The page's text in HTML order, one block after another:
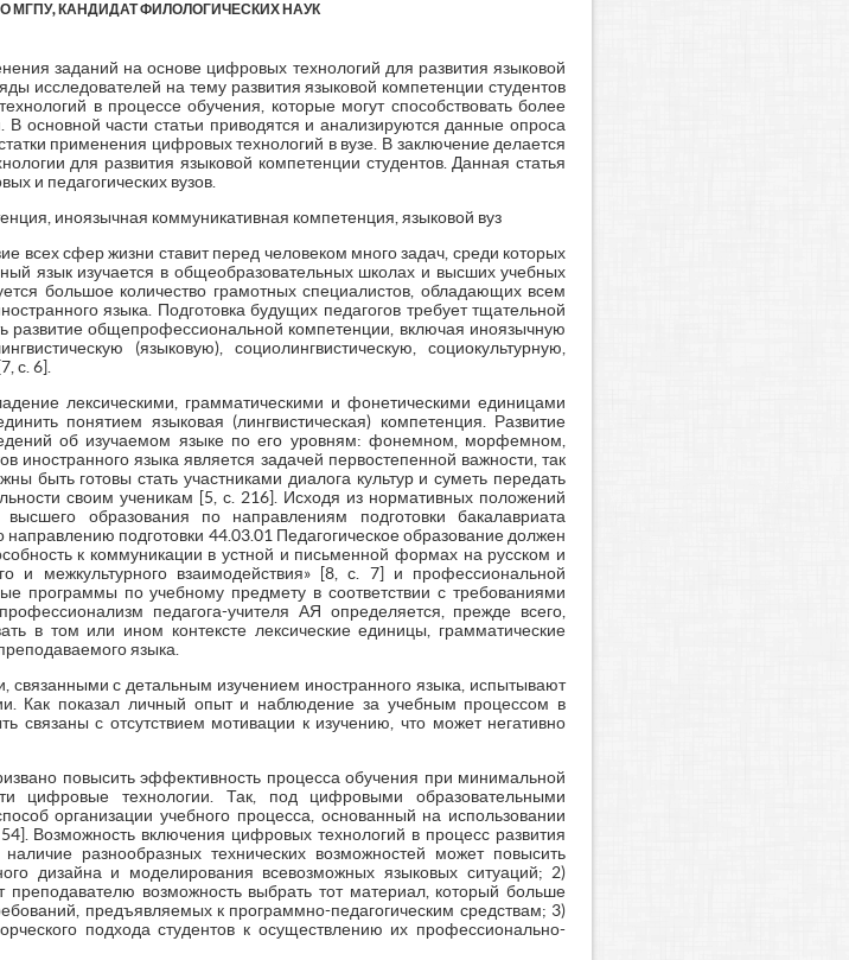
МГПУ, КАНДИДАТ ФИЛОЛОГИЧЕСКИХ НАУК
заданий на основе цифровых технологий для развития языковой
исследователей на тему развития языковой компетенции студентов
в процессе обучения, которые могут способствовать более
основной части статьи приводятся и анализируются данные опроса
применения цифровых технологий в вузе. В заключение делается
для развития языковой компетенции студентов. Данная статья
и педагогических вузов.
иноязычная коммуникативная компетенция, языковой вуз
всех сфер жизни ставит перед человеком много задач, среди которых
язык изучается в общеобразовательных школах и высших учебных
большое количество грамотных специалистов, обладающих всем
языка. Подготовка будущих педагогов требует тщательной
развитие общепрофессиональной компетенции, включая иноязычную
(языковую), социолингвистическую, социокультурную,
с. 6].
лексическими, грамматическими и фонетическими единицами
понятием языковая (лингвистическая) компетенция. Развитие
об изучаемом языке по его уровням: фонемном, морфемном,
иностранного языка является задачей первостепенной важности, так
быть готовы стать участниками диалога культур и суметь передать
своим ученикам [5, с. 216]. Исходя из нормативных положений
высшего образования по направлениям подготовки бакалавриата
подготовки 44.03.01 Педагогическое образование должен
к коммуникации в устной и письменной формах на русском и
и межкультурного взаимодействия» [8, с. 7] и профессиональной
программы по учебному предмету в соответствии с требованиями
педагога-учителя АЯ определяется, прежде всего,
в том или ином контексте лексические единицы, грамматические
языка.
связанными с детальным изучением иностранного языка, испытывают
Как показал личный опыт и наблюдение за учебным процессом в
связаны с отсутствием мотивации к изучению, что может негативно
повысить эффективность процесса обучения при минимальной
цифровые технологии. Так, под цифровыми образовательными
организации учебного процесса, основанный на использовании
Возможность включения цифровых технологий в процесс развития
разнообразных технических возможностей может повысить
дизайна и моделирования всевозможных языковых ситуаций; 2)
преподавателю возможность выбрать тот материал, который больше
предъявляемых к программно-педагогическим средствам; 3)
подхода студентов к осуществлению их профессионально-